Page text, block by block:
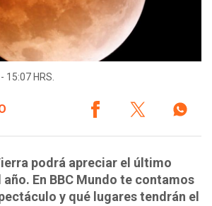
15:07 HRS.
podrá apreciar el último
En BBC Mundo te contamos
y qué lugares tendrán el